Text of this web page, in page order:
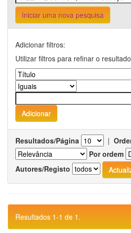
Iniciar uma nova pesquisa
Adicionar filtros:
Utilizar filtros para refinar o
Resultados/Página |
Por ordem
Autores/Registo
Resultados 1-1 de 1.